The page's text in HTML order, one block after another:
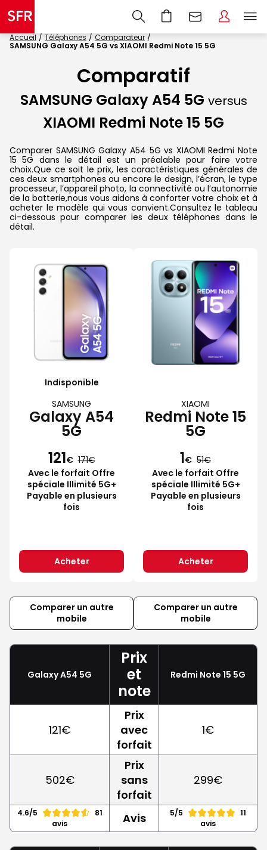
Accueil Téléphones
Comparateur
SAMSUNG Galaxy A54 5G vs XIAOMI Redmi Note 15 5G
Comparatif
SAMSUNG Galaxy A54 5G versus
XIAOMI Redmi Note 15 5G
Comparer SAMSUNG Galaxy A54 5G vs XIAOMI Redmi Note
15 5G dans le détail est un préalable pour faire votre
choix.Que ce soit le prix, les caractéristiques générales de
ces deux smartphones ou encore le design, l’écran, le type
processeur, l’appareil photo, la connectivité ou l’autonomie
de la batterie,nous vous aidons à conforter votre choix et à
acheter le modèle qui vous convient.Consultez le tableau
ci-dessous pour comparer les deux téléphones dans le
détail.
Indisponible
SAMSUNG
Galaxy A54
5G
121€ 171
Avec le forfait Offre
spéciale Illimité 5G+
Payable en plusieurs
fois
Acheter
XIAOMI
Redmi Note 15
5G
1€ 51
Avec le forfait Offre
spéciale Illimité 5G+
Payable en plusieurs
fois
Acheter
Comparer un autre
mobile
Comparer un autre
mobile
Galaxy A54 5G
Prix
et
note
Redmi Note 15 5G
121€
Prix
avec
forfait
1€
502€
Prix
sans
forfait
299€
4.6/5
81
avis
Avis 5/5
11
avis